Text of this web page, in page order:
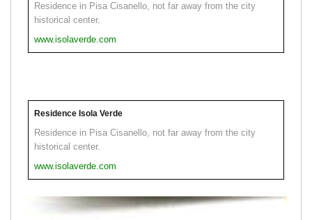
Residence in Pisa Cisanello, not far away from the city
historical center.
www.isolaverde.com
Residence Isola Verde
Residence in Pisa Cisanello, not far away from the city
historical center.
www.isolaverde.com